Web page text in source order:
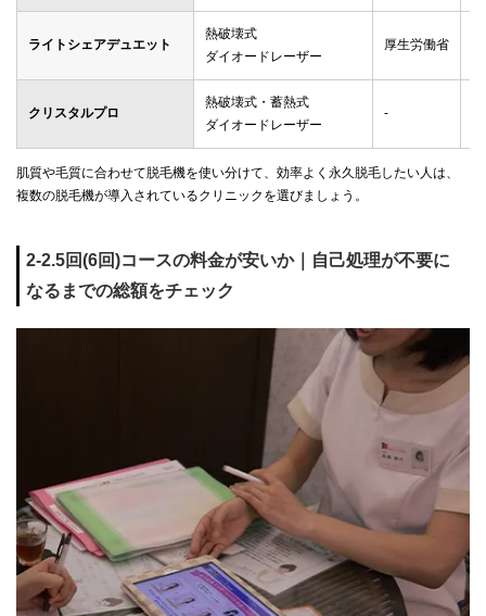
ライトシェアデュエット
熱破壊式
ダイオードレーザー
厚生労働省
クリスタルプロ
熱破壊式・蓄熱式
ダイオードレーザー
-
肌質や毛質に合わせて脱毛機を使い分けて、効率よく永久脱毛したい人は、
複数の脱毛機が導入されているクリニックを選びましょう。
2-2.5回(6回)コースの料金が安いか｜自己処理が不要に
なるまでの総額をチェック